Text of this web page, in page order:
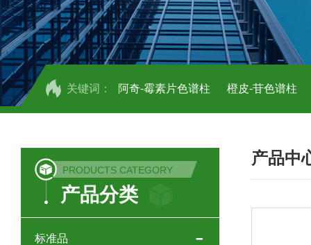
关键词： 阿奇-霉素片色谱柱 橙皮-苷色谱柱
COSMOSIL 1.8PBr五溴苯基色谱柱
菟丝子 柠檬黄色谱柱
PRODUCTS CATEGORY
产品分类
标准品
产品中